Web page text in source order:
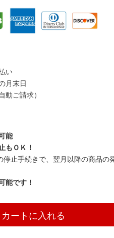
い
月末日
動ご請求）
能
もＯＫ！
停止手続きで、翌月以降の商品の
能です！